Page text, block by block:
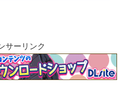
サーリンク